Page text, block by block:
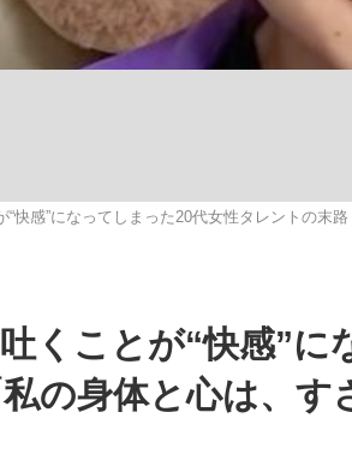
渋谷で飲み会、JIN→伊豆の...
“快感”になってしまった20代女性タレントの末
吐くことが“快感”
の身体と心は、す